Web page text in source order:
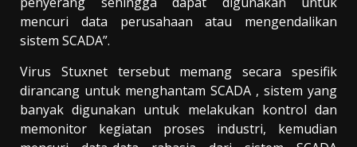
mencuri data perusahaan atau mengendalikan
sistem SCADA”.
Virus Stuxnet tersebut memang secara spesifik
dirancang untuk menghantam SCADA , sistem yang
banyak digunakan untuk melakukan kontrol dan
memonitor kegiatan proses industri, kemudian